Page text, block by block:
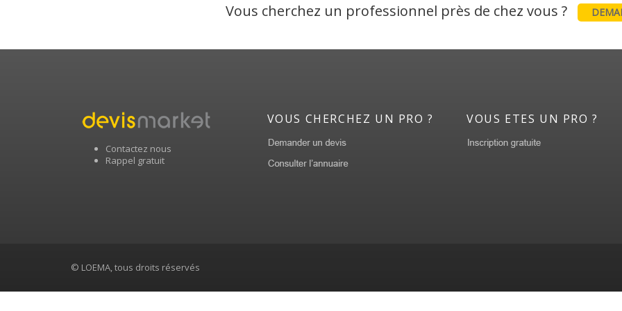
Vous cherchez un professionnel près de chez vous ?
Contactez nous
Rappel gratuit
VOUS CHERCHEZ UN PRO ? VOUS ETES UN PRO ?
© LOEMA, tous droits réservés